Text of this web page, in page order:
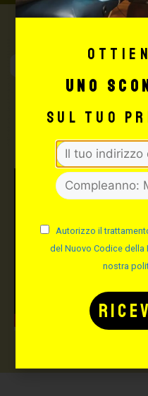
uno
sul tuo
Autorizzo il
del Nuovo Codice della
nostra